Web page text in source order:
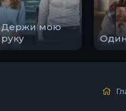
Держи мою
руку